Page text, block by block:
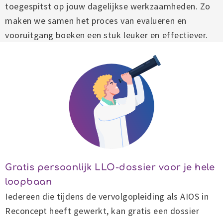
toegespitst op jouw dagelijkse werkzaamheden. Zo
maken we samen het proces van evalueren en
vooruitgang boeken een stuk leuker en effectiever.
Gratis persoonlijk LLO-dossier voor je hele
loopbaan
Iedereen die tijdens de vervolgopleiding als AIOS in
Reconcept heeft gewerkt, kan gratis een dossier